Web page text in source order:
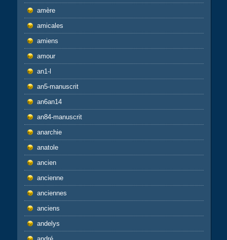
amère
amicales
amiens
amour
an1-l
an5-manuscrit
an6an14
an84-manuscrit
anarchie
anatole
ancien
ancienne
anciennes
anciens
andelys